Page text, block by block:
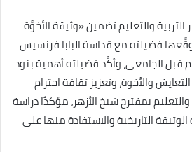
والتعليم تضمين «وثيقة الأخوَّة
وقَّعها فضيلته مع قداسة البابا فرنسيس
قبل الجامعي، وأكَّد فضيلته أهمية بنود
والأخوة، وتعزيز ثقافة احترام
والتعليم بمقترح شيخ الأزهر، مؤكدًا دراسة
التاريخية والاستفادة منها على